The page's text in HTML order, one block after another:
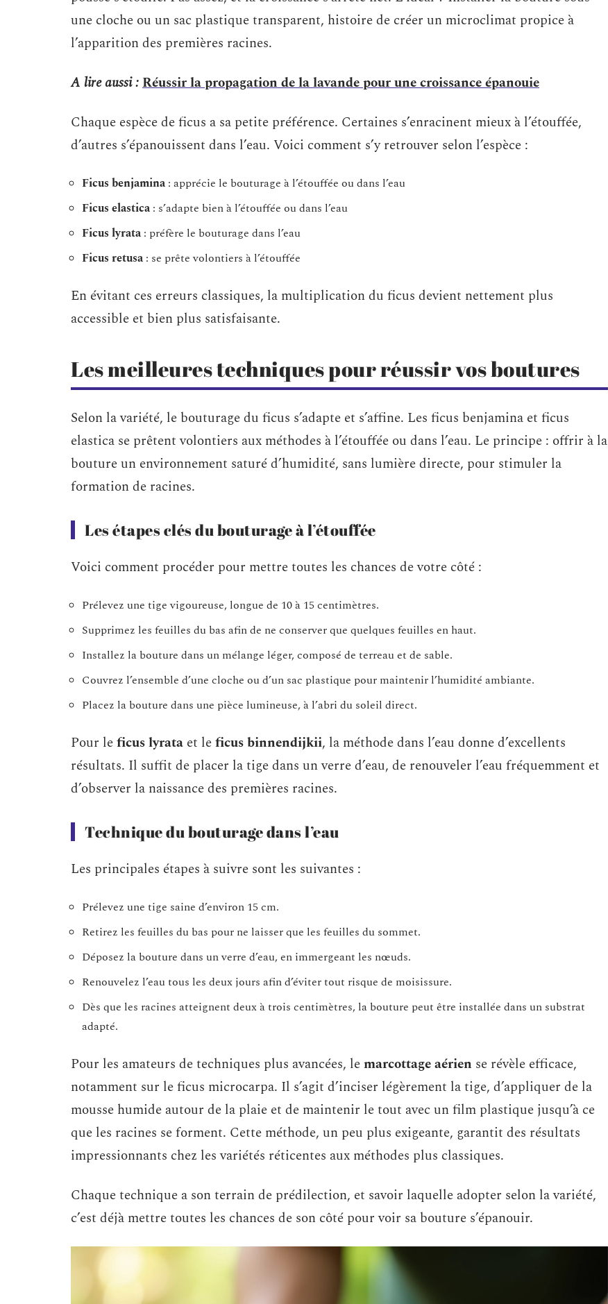
une cloche ou un sac plastique transparent, histoire de créer un microclimat propice à
l’apparition des premières racines.
A lire aussi :Réussir la propagation de la lavande pour une croissance épanouie
Chaque espèce de ficus a sa petite préférence. Certaines s’enracinent mieux à l’étouffée,
d’autres s’épanouissent dans l’eau. Voici comment s’y retrouver selon l’espèce :
Ficus benjamina : apprécie le bouturage à l’étouffée ou dans l’eau
Ficus elastica : s’adapte bien à l’étouffée ou dans l’eau
Ficus lyrata : préfère le bouturage dans l’eau
Ficus retusa : se prête volontiers à l’étouffée
En évitant ces erreurs classiques, la multiplication du ficus devient nettement plus
accessible et bien plus satisfaisante.
Les meilleures techniques pour réussir vos boutures
Selon la variété, le bouturage du ficus s’adapte et s’affine. Les ficus benjamina et ficus
elastica se prêtent volontiers aux méthodes à l’étouffée ou dans l’eau. Le principe : offrir à la
bouture un environnement saturé d’humidité, sans lumière directe, pour stimuler la
formation de racines.
Les étapes clés du bouturage à l’étouffée
Voici comment procéder pour mettre toutes les chances de votre côté :
Prélevez une tige vigoureuse, longue de 10 à 15 centimètres.
Supprimez les feuilles du bas afin de ne conserver que quelques feuilles en haut.
Installez la bouture dans un mélange léger, composé de terreau et de sable.
Couvrez l’ensemble d’une cloche ou d’un sac plastique pour maintenir l’humidité ambiante.
Placez la bouture dans une pièce lumineuse, à l’abri du soleil direct.
Pour leficus lyrata et leficus binnendijkii, la méthode dans l’eau donne d’excellents
résultats. Il suffit de placer la tige dans un verre d’eau, de renouveler l’eau fréquemment et
d’observer la naissance des premières racines.
Technique du bouturage dans l’eau
Les principales étapes à suivre sont les suivantes :
Prélevez une tige saine d’environ 15 cm.
Retirez les feuilles du bas pour ne laisser que les feuilles du sommet.
Déposez la bouture dans un verre d’eau, en immergeant les nœuds.
Renouvelez l’eau tous les deux jours afin d’éviter tout risque de moisissure.
Dès que les racines atteignent deux à trois centimètres, la bouture peut être installée dans un substrat
adapté.
Pour les amateurs de techniques plus avancées, lemarcottage aérien se révèle efficace,
notamment sur le ficus microcarpa. Il s’agit d’inciser légèrement la tige, d’appliquer de la
mousse humide autour de la plaie et de maintenir le tout avec un film plastique jusqu’à ce
que les racines se forment. Cette méthode, un peu plus exigeante, garantit des résultats
impressionnants chez les variétés réticentes aux méthodes plus classiques.
Chaque technique a son terrain de prédilection, et savoir laquelle adopter selon la variété,
c’est déjà mettre toutes les chances de son côté pour voir sa bouture s’épanouir.